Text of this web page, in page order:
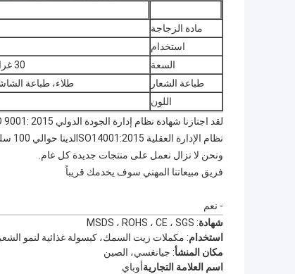
مادة الزجاجة
استخدام
السعة
30 غرام، 50 غرام، 40 مل، 100 مل، 120 مل
طباعة الشعار
طلاء، طباعة
اللون
- نعم
لقد اجتازنا شهادة نظام إدارة الجودة الدولي ISO 9001: 2015
نظام الإدارة العقلية ISO14001:2015لدينا حوالي 100 سلسلة مختلفة من عبوات الزجاج التجميلية
ونحن لا نزال نعمل على منتجات جديدة كل عام.
فريق مبيعاتنا المهني سوف يخدمك قريباً
- نعم
- نعم
شهادة: MSDS ، ROHS ، CE ، SGS
استخدام: مكملات زيت السمك، كبسولة غذائية لنمو
مكان المنشأ: جيانغسي، الصين
اسم العلامة التجاريةأوباي